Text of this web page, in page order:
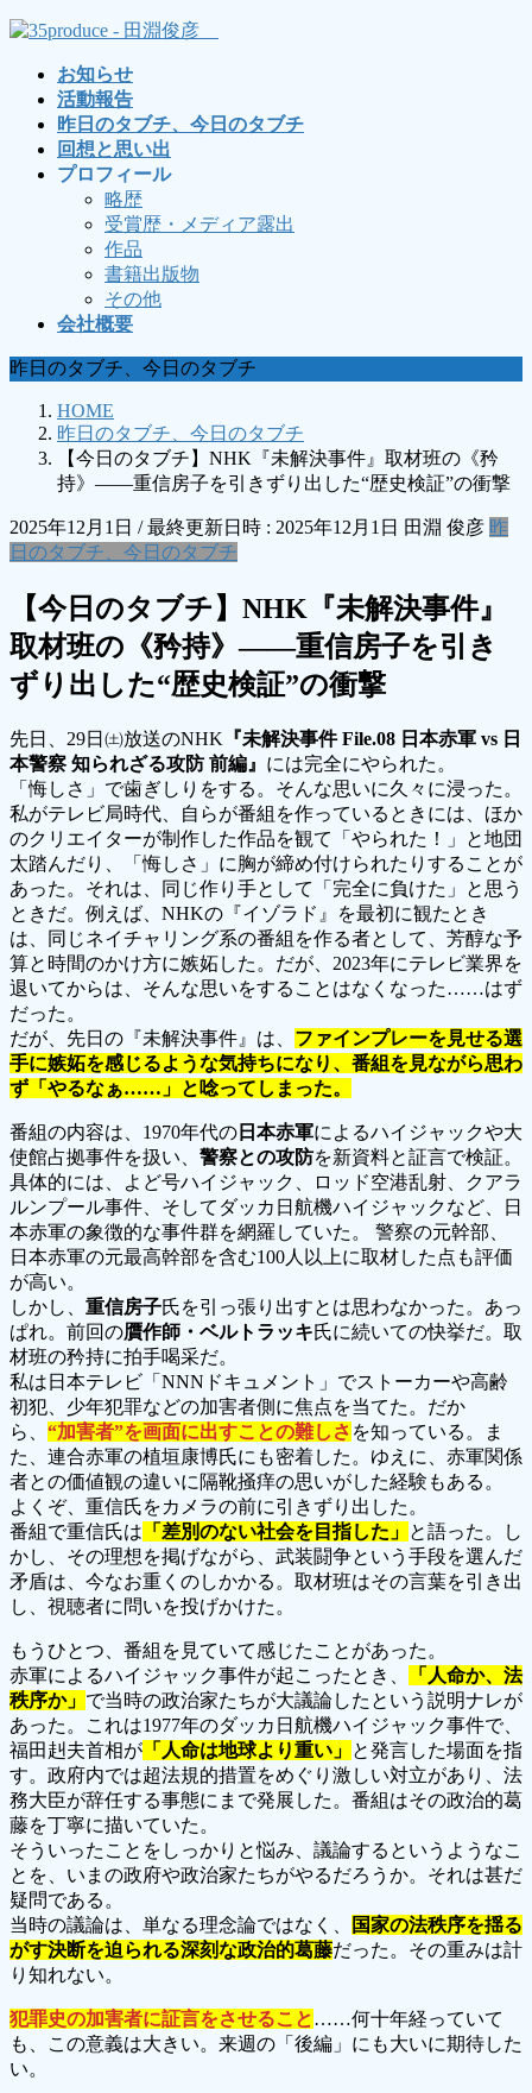
コ
ナ
お知らせ
活動報告
昨日のタブチ、今日のタブチ
回想と思い出
プロフィール
略歴
受賞歴・メディア露出
作品
書籍出版物
その他
会社概要
昨日のタブチ、今日のタブチ
HOME
昨日のタブチ、今日のタブチ
【今日のタブチ】NHK『未解決事件』取材班の《矜
持》――重信房子を引きずり出した“歴史検証”の衝撃
2025年12月1日 / 最終更新日時 : 2025年12月1日 田淵 俊彦 昨
日のタブチ、今日のタブチ
【今日のタブチ】NHK『未解決事件』
取材班の《矜持》――重信房子を引き
ずり出した“歴史検証”の衝撃
先日、29日㈯放送のNHK 『未解決事件 File.08 日本赤軍 vs 日
本警察 知られざる攻防 前編』 には完全にやられた。
「悔しさ」で歯ぎしりをする。そんな思いに久々に浸った。
私がテレビ局時代、自らが番組を作っているときには、ほか
のクリエイターが制作した作品を観て「やられた！」と地団
太踏んだり、「悔しさ」に胸が締め付けられたりすることが
あった。それは、同じ作り手として「完全に負けた」と思う
ときだ。例えば、NHKの『イゾラド』を最初に観たとき
は、同じネイチャリング系の番組を作る者として、芳醇な予
算と時間のかけ方に嫉妬した。だが、2023年にテレビ業界を
退いてからは、そんな思いをすることはなくなった……はず
だった。
だが、先日の『未解決事件』は、 ファインプレーを見せる選
手に嫉妬を感じるような気持ちになり、 番組を見ながら思わ
ず「やるなぁ……」と唸ってしまった。
番組の内容は、1970年代の 日本赤軍によるハイジャックや大
使館占拠事件を扱い、 警察との攻防を新資料と証言で検証。
具体的には、よど号ハイジャック、ロッド空港乱射、クアラ
ルンプール事件、そしてダッカ日航機ハイジャックなど、日
本赤軍の象徴的な事件群を網羅していた。 警察の元幹部、
日本赤軍の元最高幹部を含む100人以上に取材した点も評価
が高い。
しかし、 重信房子氏を引っ張り出すとは思わなかった。あっ
ぱれ。前回の贋作師・ベルトラッキ氏に続いての快挙だ。取
材班の矜持に拍手喝采だ。
私は日本テレビ「NNNドキュメント」でストーカーや高齢
初犯、少年犯罪などの加害者側に焦点を当てた。だか
ら、 “加害者”を画面に出すことの難しさ を知っている。ま
た、連合赤軍の植垣康博氏にも密着した。ゆえに、赤軍関係
者との価値観の違いに隔靴掻痒の思いがした経験もある。
よくぞ、重信氏をカメラの前に引きずり出した。
番組で重信氏は 「差別のない社会を目指した」 と語った。し
かし、その理想を掲げながら、武装闘争という手段を選んだ
矛盾は、今なお重くのしかかる。取材班はその言葉を引き出
し、視聴者に問いを投げかけた。
もうひとつ、番組を見ていて感じたことがあった。
赤軍によるハイジャック事件が起こったとき、
「人命か、法
秩序か」 で当時の政治家たちが大議論したという説明ナレが
あった。これは1977年のダッカ日航機ハイジャック事件で、
福田赳夫首相が 「人命は地球より重い」 と発言した場面を指
す。政府内では超法規的措置をめぐり激しい対立があり、法
務大臣が辞任する事態にまで発展した。番組はその政治的葛
藤を丁寧に描いていた。
そういったことをしっかりと悩み、議論するというようなこ
とを、いまの政府や政治家たちがやるだろうか。それは甚だ
疑問である。
当時の議論は、単なる理念論ではなく、
国家の法秩序を揺る
がす決断を迫られる深刻な政治的葛藤だった。その重みは計
り知れない。
犯罪史の加害者に証言をさせること……何十年経っていて
も、この意義は大きい。来週の「後編」にも大いに期待した
い。